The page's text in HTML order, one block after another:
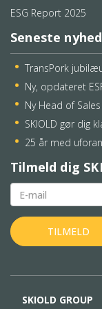
ESG Report 2025
Seneste
TransPork
Ny, opdateret
Ny Head of
SKIOLD gør dig
25 år med
Tilmeld dig
SKIOLD GROUP